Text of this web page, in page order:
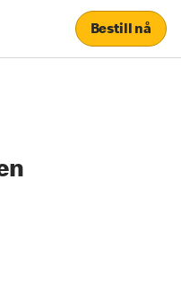
Bestill nå